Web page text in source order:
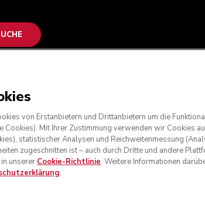
- Alle Rechte vorbehalten. KitchenAid und das
von Erstanbietern und Drittanbietern um die
Cookies). Mit Ihrer Zustimmung verwenden wir Cookies
statistischer Analysen und Reichweitenmessung
zugeschnitten ist – auch durch Dritte und andere
unserer Cookie-Richtlinie. Weitere Informationen
.